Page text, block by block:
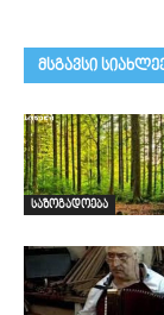
მსგავსი
საზოგადოება